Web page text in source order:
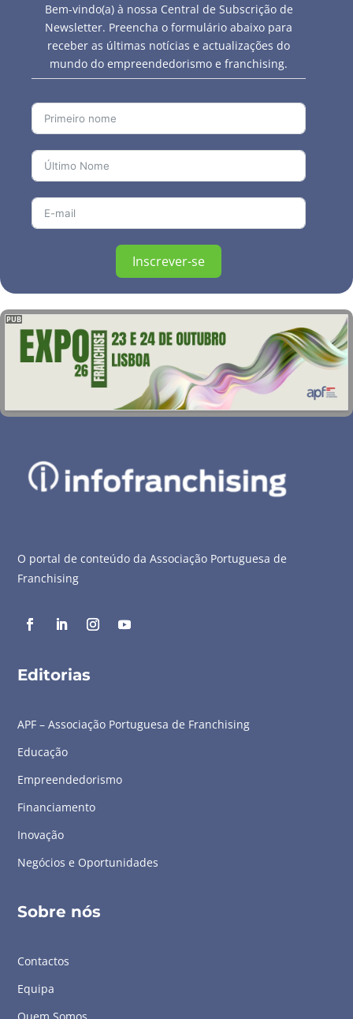
Bem-vindo(a) à nossa Central de Subscrição de
Newsletter. Preencha o formulário abaixo para
receber as últimas notícias e actualizações do
mundo do empreendedorismo e franchising.
Inscrever-se
PUB
O portal de conteúdo da Associação Portuguesa de
Franchising
Editorias
APF – Associação Portuguesa de Franchising
Educação
Empreendedorismo
Financiamento
Inovação
Negócios e Oportunidades
Sobre nós
Contactos
Equipa